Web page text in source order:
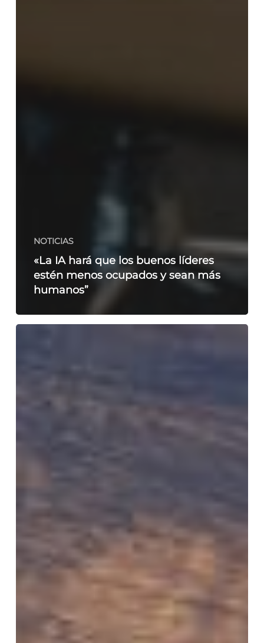
NOTICIAS
«La IA hará que los buenos líderes
estén menos ocupados y sean más
humanos”